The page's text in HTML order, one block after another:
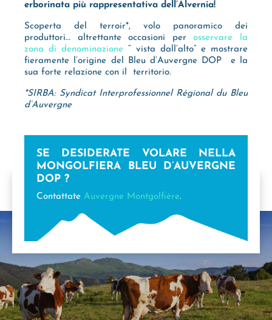
erborinata più rappresentativa dell’Alvernia!
Scoperta del terroir*, volo panoramico dei
produttori… altrettante occasioni perosservare la
zona di denominazione “ vista dall’alto” e mostrare
fieramente l’origine del Bleu d’Auvergne DOP e la
sua forte relazione con il territorio.
*SIRBA: Syndicat Interprofessionnel Régional du Bleu
d’Auvergne
SE DESIDERATE VOLARE NELLA
MONGOLFIERA BLEU D’AUVERGNE
DOP ?
Contattate Auvergne Montgolfière.